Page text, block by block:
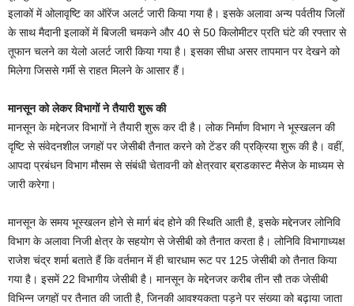
इलाकों में ओलावृष्टि का ऑरेंज अलर्ट जारी किया गया है। इसके अलावा अन्य पर्वतीय जिलों
के साथ मैदानी इलाकों में बिजली चमकने और 40 से 50 किलोमीटर प्रति घंटे की रफ्तार से
तूफान चलने का येलो अलर्ट जारी किया गया है। इसका सीधा असर तापमान पर देखने को
मिलेगा जिससे गर्मी से राहत मिलने के आसार हैं।
मानसून को लेकर विभागों ने तैयारी शुरू की
मानसून के मद्देनजर विभागों ने तैयारी शुरू कर दी है। लोक निर्माण विभाग ने भूस्खलन की
दृष्टि से संवेदनशील जगहों पर जेसीबी तैनात करने को टेंडर की प्रक्रिया शुरू की है। वहीं,
आपदा प्रबंधन विभाग मौसम से संबंधी चेतावनी को क्षेत्रवार ब्राडकास्ट मैसेज के माध्यम से
जारी करेगा।
मानसून के समय भूस्खलन होने से मार्ग बंद होने की स्थिति आती है, इसके मद्देनजर लोनिवि
विभाग के अलावा निजी क्षेत्र के सहयोग से जेसीबी को तैनात करता है। लोनिवि विभागाध्यक्ष
राजेश चंद्र शर्मा बताते हैं कि वर्तमान में ही चारधाम रूट पर 125 जेसीबी को तैनात किया
गया है। इसमें 22 विभागीय जेसीबी है। मानसून के मद्देनजर करीब तीन सौ तक जेसीबी
विभिन्न जगहों पर तैनात की जाती है, जिनकी आवश्यकता पड़ने पर संख्या को बढ़ाया जाता